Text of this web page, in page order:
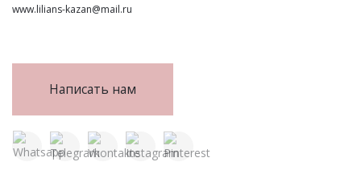
www.lilians-kazan@mail.ru
Написать нам